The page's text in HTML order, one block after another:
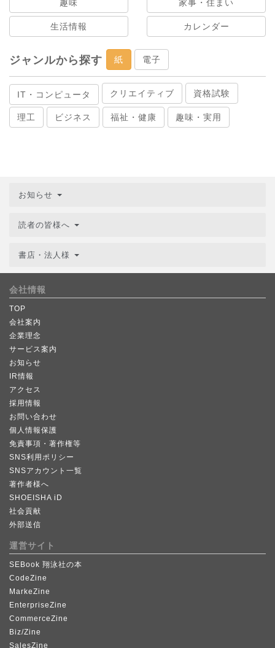
趣味 家事・住まい
生活情報 カレンダー
ジャンルから探す 紙 電子
IT・コンピュータ クリエイティブ 資格試験
理工 ビジネス 福祉・健康 趣味・実用
お知らせ
読者の皆様へ
書店・法人様
会社情報
TOP
会社案内
企業理念
サービス案内
お知らせ
IR情報
アクセス
採用情報
お問い合わせ
個人情報保護
免責事項・著作権等
SNS利用ポリシー
SNSアカウント一覧
著作者様へ
SHOEISHA iD
社会貢献
外部送信
運営サイト
SEBook 翔泳社の本
CodeZine
MarkeZine
EnterpriseZine
CommerceZine
Biz/Zine
SalesZine